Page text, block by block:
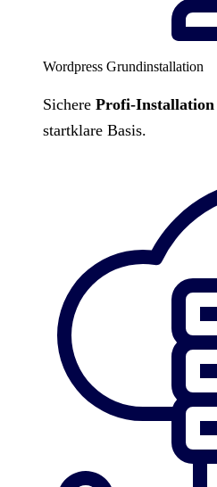
Wordpress Grundinstallation
Sichere Profi-Installation
startklare Basis.